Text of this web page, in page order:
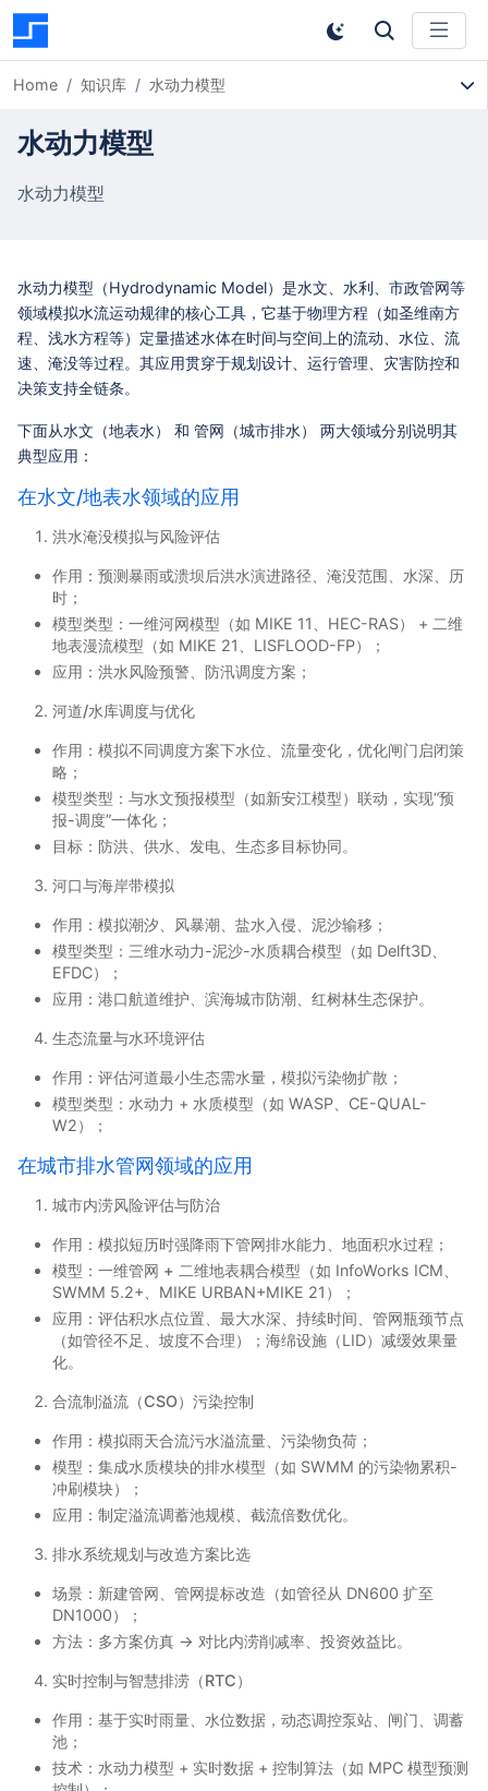
Home 知识库 水动力模型
水动力模型
水动力模型
水动力模型（Hydrodynamic Model）是水文、水利、市政管网等
领域模拟水流运动规律的核心工具，它基于物理方程（如圣维南方
程、浅水方程等）定量描述水体在时间与空间上的流动、水位、流
速、淹没等过程。其应用贯穿于规划设计、运行管理、灾害防控和
决策支持全链条。
下面从水文（地表水） 和 管网（城市排水）
两大领域分别说明其
典型应用：
在水文/地表水领域的应用
洪水淹没模拟与风险评估
作用：预测暴雨或溃坝后洪水演进路径、淹没范围、水深、历
时；
模型类型：一维河网模型（如 MIKE 11、HEC-RAS） + 二维
地表漫流模型（如 MIKE 21、LISFLOOD-FP）；
应用：洪水风险预警、防汛调度方案；
河道/水库调度与优化
作用：模拟不同调度方案下水位、流量变化，优化闸门启闭策
略；
模型类型：与水文预报模型（如新安江模型）联动，实现“预
报-调度”一体化；
目标：防洪、供水、发电、生态多目标协同。
河口与海岸带模拟
作用：模拟潮汐、风暴潮、盐水入侵、泥沙输移；
模型类型：三维水动力-泥沙-水质耦合模型（如 Delft3D、
EFDC）；
应用：港口航道维护、滨海城市防潮、红树林生态保护。
生态流量与水环境评估
作用：评估河道最小生态需水量，模拟污染物扩散；
模型类型：水动力 + 水质模型（如 WASP、CE-QUAL-
W2）；
在城市排水管网领域的应用
城市内涝风险评估与防治
作用：模拟短历时强降雨下管网排水能力、地面积水过程；
模型： 一维管网 + 二维地表耦合模型 （如 InfoWorks ICM、
SWMM 5.2+、MIKE URBAN+MIKE 21）；
应用：评估积水点位置、最大水深、持续时间、管网瓶颈节点
（如管径不足、坡度不合理）；海绵设施（LID）减缓效果量
化。
合流制溢流（CSO）污染控制
作用：模拟雨天合流污水溢流量、污染物负荷；
模型：集成水质模块的排水模型（如 SWMM 的污染物累积-
冲刷模块）；
应用：制定溢流调蓄池规模、截流倍数优化。
排水系统规划与改造方案比选
场景：新建管网、管网提标改造（如管径从 DN600 扩至
DN1000）；
方法：多方案仿真 → 对比内涝削减率、投资效益比。
实时控制与智慧排涝（RTC）
作用：基于实时雨量、水位数据，动态调控泵站、闸门、调蓄
池；
技术：水动力模型 + 实时数据 + 控制算法（如 MPC 模型预测